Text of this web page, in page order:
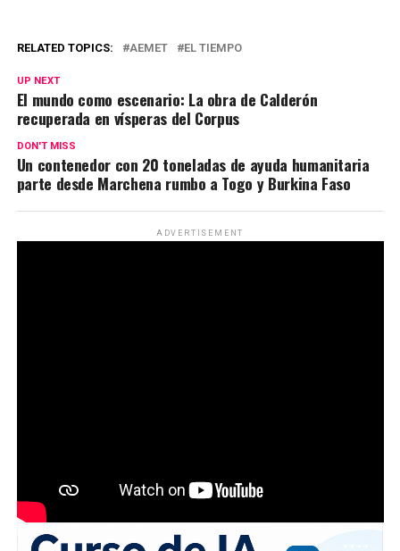
RELATED TOPICS: AEMET EL TIEMPO
UP NEXT
El mundo como escenario: La obra de Calderón
recuperada en vísperas del Corpus
DON'T MISS
Un contenedor con 20 toneladas de ayuda humanitaria
parte desde Marchena rumbo a Togo y Burkina Faso
ADVERTISEMENT